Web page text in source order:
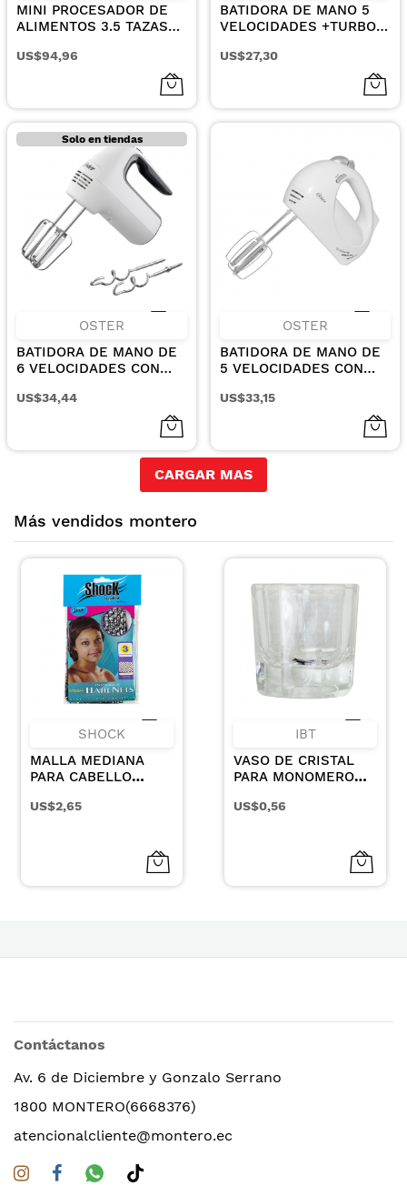
Más vendidos montero
SHOCK
MALLA MEDIANA
PARA CABELLO
US$2,65
IBT
VASO DE CRISTAL
PARA MONOMERO
US$0,56
MINI PROCESADOR DE
ALIMENTOS 3.5 TAZAS
US$94,96
BATIDORA DE MANO 5
VELOCIDADES +TURBO
US$27,30
Solo en tiendas
OSTER
BATIDORA DE MANO DE
6 VELOCIDADES CON
AMASADORES
US$34,44
OSTER
BATIDORA DE MANO DE
5 VELOCIDADES CON
AMASADORES
US$33,15
CARGAR MAS
Contáctanos
Av. 6 de Diciembre y Gonzalo Serrano
1800 MONTERO(6668376)
atencionalcliente@montero.ec